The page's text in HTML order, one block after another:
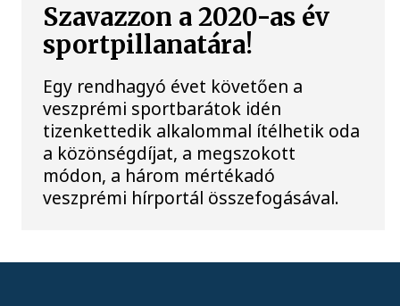
Szavazzon a 2020-as év
sportpillanatára!
Egy rendhagyó évet követően a
veszprémi sportbarátok idén
tizenkettedik alkalommal ítélhetik oda
a közönségdíjat, a megszokott
módon, a három mértékadó
veszprémi hírportál összefogásával.